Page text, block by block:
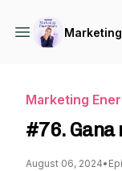
Marketing
#76.
August 06, 2024•